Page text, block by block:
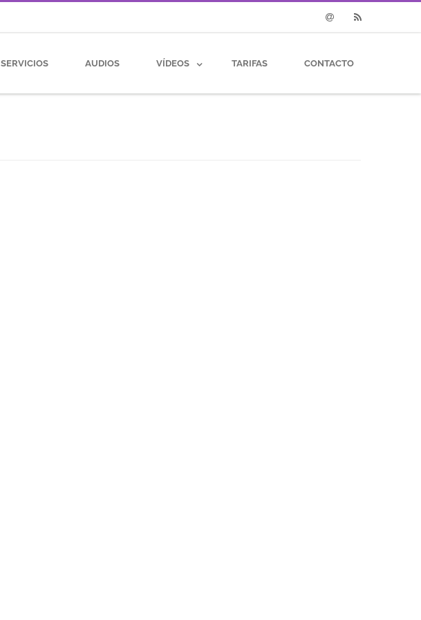
SERVICIOS AUDIOS VÍDEOS TARIFAS CONTACTO